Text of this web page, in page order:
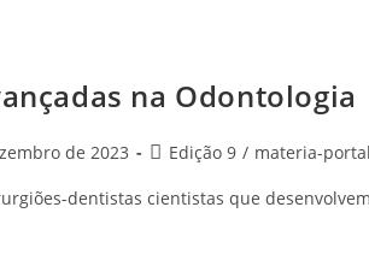
na Odontologia
de 2023
PostEdição 9 / materia-portal
dentistas cientistas que